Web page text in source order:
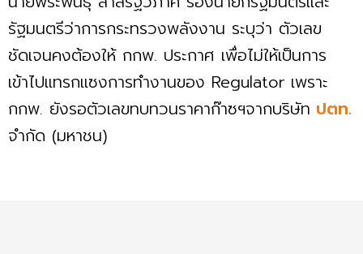
รัฐมนตรีว่าการกระทรวงพลังงาน ระบุว่า ตัวเลข
ชัดเจนคงต้องให้ กกพ. ประกาศ เพื่อไม่ให้เป็นการ
เข้าไปแทรกแซงการทำงานของ Regulator เพราะ
กกพ. ยังรอตัวเลขทบทวนราคาก๊าซฯจากบริษัท ปตท.
จำกัด (มหาชน)